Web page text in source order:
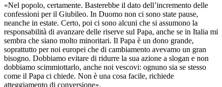
«Nel popolo, certamente. Basterebbe il dato dell’incremento delle
confessioni per il Giubileo. In Duomo non ci sono state pause,
neanche in estate. Certo, poi ci sono alcuni che si assumono la
responsabilità di avanzare delle riserve sul Papa, anche se in Italia mi
sembra che siano molto minoritari. Il Papa è un dono grande,
soprattutto per noi europei che di cambiamento avevamo un gran
bisogno. Dobbiamo evitare di ridurre la sua azione a slogan e non
dobbiamo scimmiottarlo, anche noi vescovi: ognuno sia se stesso
come il Papa ci chiede. Non è una cosa facile, richiede
atteggiamento di conversione».